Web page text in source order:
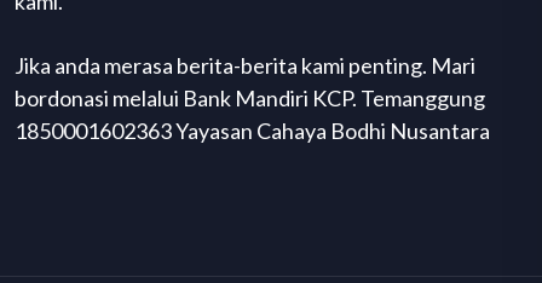
Jika anda merasa berita-berita kami penting. Mari
bordonasi melalui Bank Mandiri KCP. Temanggung
1850001602363 Yayasan Cahaya Bodhi Nusantara